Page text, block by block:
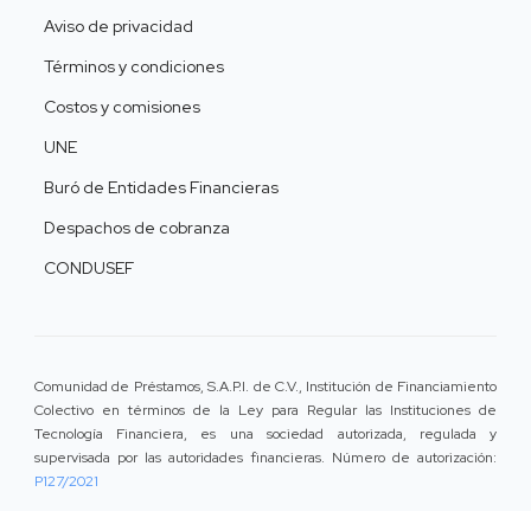
Aviso de privacidad
Términos y condiciones
Costos y comisiones
UNE
Buró de Entidades Financieras
Despachos de cobranza
CONDUSEF
Comunidad de Préstamos, S.A.P.I. de C.V., Institución de Financiamiento
Colectivo en términos de la Ley para Regular las Instituciones de
Tecnología Financiera, es una sociedad autorizada, regulada y
supervisada por las autoridades financieras. Número de autorización:
P127/2021